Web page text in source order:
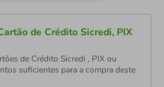
de Crédito Sicredi, PIX
de Crédito Sicredi , PIX ou
suficientes para a compra deste